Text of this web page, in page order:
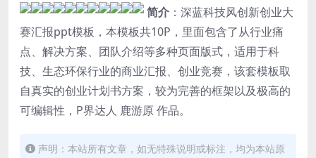
简介 ：深蓝科技风创新创业大
赛汇报ppt模板，本模板共10P，里面包含了从行业痛
点、解决方案、团队介绍等多种页面版式，适用于科
技、生态环保行业的商业汇报、创业竞赛，该套模板取
自真实的创业计划书方案，较为完善的框架以及极高的
可编辑性，P界达人 鹿游原 作品。
声明：本站所有文章，如无特殊说明或标注，均为本站原